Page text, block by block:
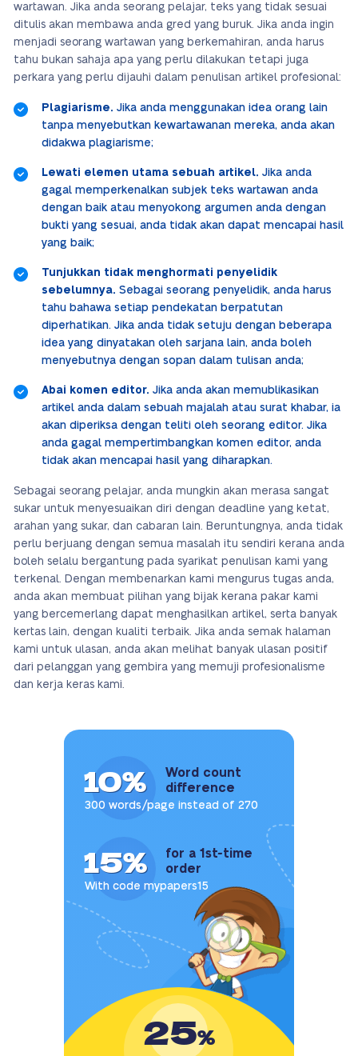
wartawan. Jika anda seorang pelajar, teks yang tidak sesuai
ditulis akan membawa anda gred yang buruk. Jika anda ingin
menjadi seorang wartawan yang berkemahiran, anda harus
tahu bukan sahaja apa yang perlu dilakukan tetapi juga
perkara yang perlu dijauhi dalam penulisan artikel profesional:
Plagiarisme. Jika anda menggunakan idea orang lain
tanpa menyebutkan kewartawanan mereka, anda akan
didakwa plagiarisme;
Lewati elemen utama sebuah artikel. Jika anda
gagal memperkenalkan subjek teks wartawan anda
dengan baik atau menyokong argumen anda dengan
bukti yang sesuai, anda tidak akan dapat mencapai hasil
yang baik;
Tunjukkan tidak menghormati penyelidik
sebelumnya. Sebagai seorang penyelidik, anda harus
tahu bahawa setiap pendekatan berpatutan
diperhatikan. Jika anda tidak setuju dengan beberapa
idea yang dinyatakan oleh sarjana lain, anda boleh
menyebutnya dengan sopan dalam tulisan anda;
Abai komen editor. Jika anda akan memublikasikan
artikel anda dalam sebuah majalah atau surat khabar, ia
akan diperiksa dengan teliti oleh seorang editor. Jika
anda gagal mempertimbangkan komen editor, anda
tidak akan mencapai hasil yang diharapkan.
Sebagai seorang pelajar, anda mungkin akan merasa sangat
sukar untuk menyesuaikan diri dengan deadline yang ketat,
arahan yang sukar, dan cabaran lain. Beruntungnya, anda tidak
perlu berjuang dengan semua masalah itu sendiri kerana anda
boleh selalu bergantung pada syarikat penulisan kami yang
terkenal. Dengan membenarkan kami mengurus tugas anda,
anda akan membuat pilihan yang bijak kerana pakar kami
yang bercemerlang dapat menghasilkan artikel, serta banyak
kertas lain, dengan kualiti terbaik. Jika anda semak halaman
kami untuk ulasan, anda akan melihat banyak ulasan positif
dari pelanggan yang gembira yang memuji profesionalisme
dan kerja keras kami.
10%
Word count
difference
300 words/page instead of 270
15%
for a 1st-time
order
With code mypapers15
25%